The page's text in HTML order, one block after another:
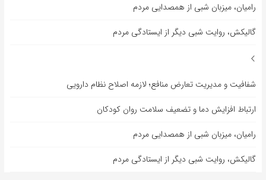
رامیان، میزبان شبی از همصدایی مردم
گالیکش، روایت شبی دیگر از ایستادگی مردم
شفافیت و مدیریت تعارض منافع؛ لازمه اصلاح نظام دارویی
ارتباط افزایش دما و تضعیف سلامت روان کودکان
رامیان، میزبان شبی از همصدایی مردم
گالیکش، روایت شبی دیگر از ایستادگی مردم